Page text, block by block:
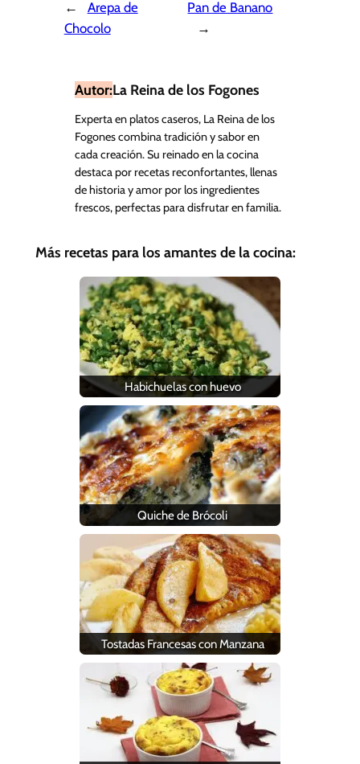
←
Arepa de
Chocolo
Pan de Banano
→
Autor:La Reina de los Fogones
Experta en platos caseros, La Reina de los
Fogones combina tradición y sabor en
cada creación. Su reinado en la cocina
destaca por recetas reconfortantes, llenas
de historia y amor por los ingredientes
frescos, perfectas para disfrutar en familia.
Más recetas para los amantes de la cocina:
Habichuelas con huevo
Quiche de Brócoli
Tostadas Francesas con Manzana